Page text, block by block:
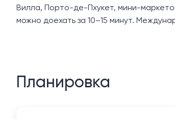
Вилла, Порто-де-Пхукет, мини-
можно доехать за 10–15 минут.
Планировка